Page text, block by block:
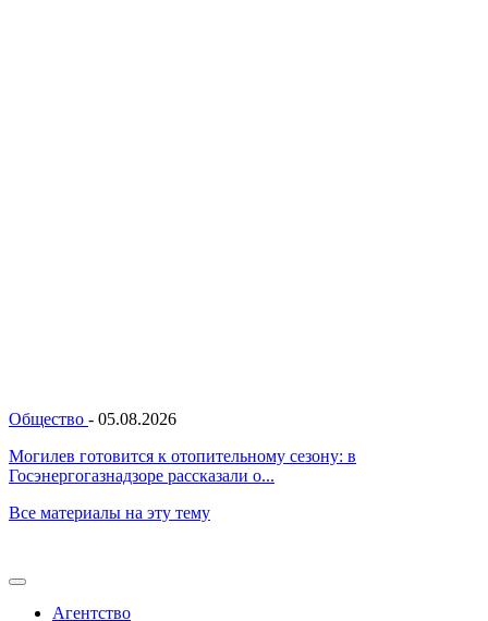
Общество - 05.08.2026
Могилев готовится к отопительному сезону: в
Госэнергогазнадзоре рассказали о...
Все материалы на эту тему
Агентство